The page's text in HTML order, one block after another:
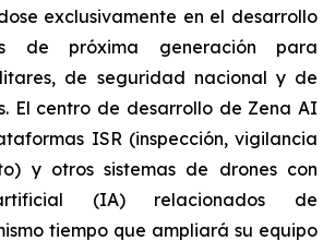
exclusivamente en el desarrollo
de próxima generación para
de seguridad nacional y de
El centro de desarrollo de Zena AI
ISR (inspección, vigilancia
y otros sistemas de drones con
(IA) relacionados de
tiempo que ampliará su equipo